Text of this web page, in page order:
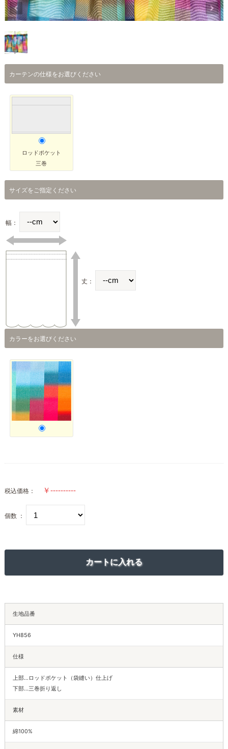
カーテンの仕様をお選びください
ロッドポケット
三巻
サイズをご指定ください
幅：
丈：
カラーをお選びください
税込価格：
個数 ：
生地品番
YH856
仕様
上部…ロッドポケット（袋縫い）仕上げ
下部…三巻折り返し
素材
綿100%